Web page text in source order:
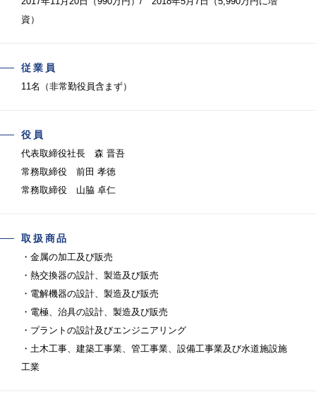
資）
従業員
11名（非常勤役員含まず）
役員
代表取締役社長 森 晋吾
常務取締役 前田 孝徳
常務取締役 山脇 卓仁
取扱商品
・金属の加工及び販売
・熱交換器の設計、製造及び販売
・電解機器の設計、製造及び販売
・電極、治具の設計、製造及び販売
・プラントの設計及びエンジニアリング
・土木工事、建築工事業、管工事業、設備工事業及び水道施設施
工業